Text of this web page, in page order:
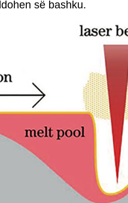
së bashku.